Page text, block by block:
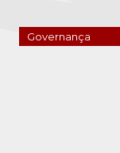
Governança